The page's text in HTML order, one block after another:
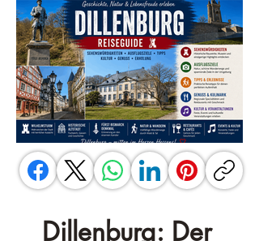
Dillenburg: Der